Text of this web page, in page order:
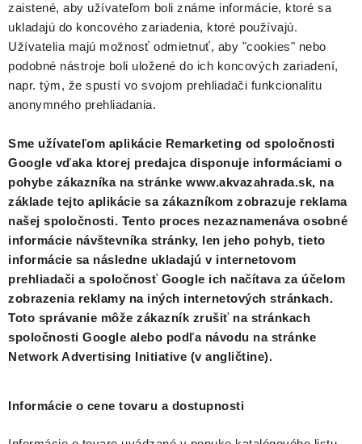
zaistené, aby užívateľom boli známe informácie, ktoré sa
ukladajú do koncového zariadenia, ktoré používajú.
Užívatelia majú možnosť odmietnuť, aby "cookies" nebo
podobné nástroje boli uložené do ich koncových zariadení,
napr. tým, že spustí vo svojom prehliadači funkcionalitu
anonymného prehliadania.
Sme užívateľom aplikácie Remarketing od spoločnosti
Google vďaka ktorej predajca disponuje informáciami o
pohybe zákazníka na stránke www.akvazahrada.sk, na
základe tejto aplikácie sa zákazníkom zobrazuje reklama
našej spoločnosti. Tento proces nezaznamenáva osobné
informácie návštevníka stránky, len jeho pohyb, tieto
informácie sa následne ukladajú v internetovom
prehliadači a spoločnosť Google ich načítava za účelom
zobrazenia reklamy na iných internetových stránkach.
Toto správanie môže zákazník zrušiť na stránkach
spoločnosti Google alebo podľa návodu na stránke
Network Advertising Initiative (v angličtine).
Informácie o cene tovaru a dostupnosti